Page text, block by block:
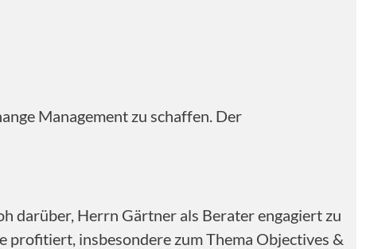
Management zu schaffen. Der
darüber, Herrn Gärtner als Berater engagiert zu
profitiert, insbesondere zum Thema Objectives &